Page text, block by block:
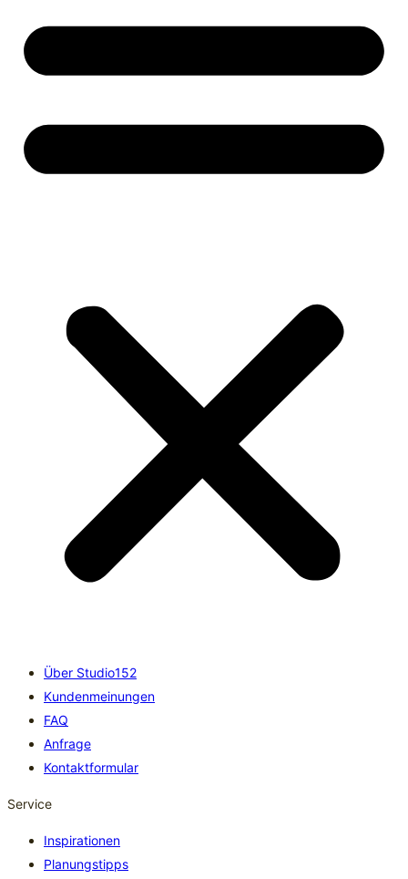
Über Studio152
Kundenmeinungen
FAQ
Anfrage
Kontaktformular
Service
Inspirationen
Planungstipps